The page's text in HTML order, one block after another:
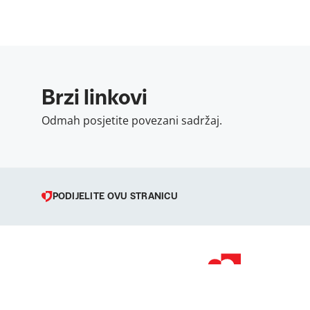
Brzi linkovi
Odmah posjetite povezani sadržaj.
PODIJELITE OVU STRANICU